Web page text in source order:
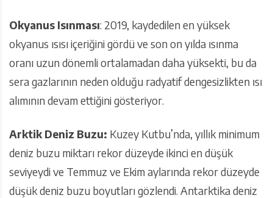
Okyanus Isınması: 2019, kaydedilen en yüksek
okyanus ısısı içeriğini gördü ve son on yılda ısınma
oranı uzun dönemli ortalamadan daha yüksekti, bu da
sera gazlarının neden olduğu radyatif dengesizlikten ısı
alımının devam ettiğini gösteriyor.
Arktik Deniz Buzu: Kuzey Kutbu’nda, yıllık minimum
deniz buzu miktarı rekor düzeyde ikinci en düşük
seviyeydi ve Temmuz ve Ekim aylarında rekor düzeyde
düşük deniz buzu boyutları gözlendi. Antarktika deniz